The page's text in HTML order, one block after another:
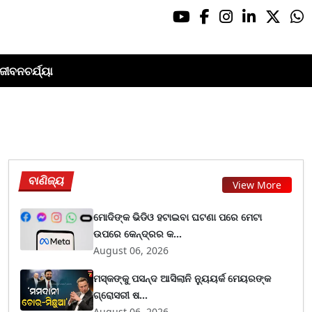
ବାଣିଜ୍ୟ View More
ମୋଦିଙ୍କ ଭିଡିଓ ହଟାଇବା ଘଟଣା ପରେ ମେଟା
ଉପରେ କେନ୍ଦ୍ରର କ...
August 06, 2026
ମସ୍କଙ୍କୁ ପସନ୍ଦ ଆସିଲାନି ନ୍ୟୁୟର୍କ ମେୟରଙ୍କ
ଗ୍ରୋସରୀ ଷ...